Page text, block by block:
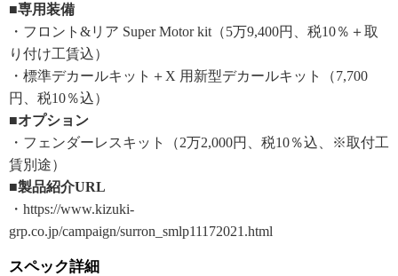
■専用装備
・フロント&リア Super Motor kit（5万9,400円、税10％＋取
り付け工賃込）
・標準デカールキット＋X 用新型デカールキット（7,700
円、税10％込）
■オプション
・フェンダーレスキット（2万2,000円、税10％込、※取付工
賃別途）
■製品紹介URL
・https://www.kizuki-
grp.co.jp/campaign/surron_smlp11172021.html
スペック詳細